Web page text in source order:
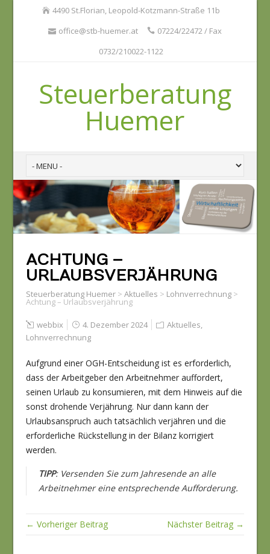
4490 St.Florian, Leopold-Kotzmann-Straße 11b
office@stb-huemer.at
07224/22472 / Fax
0732/210022-1122
Steuerberatung
Huemer
ACHTUNG –
URLAUBSVERJÄHRUNG
Steuerberatung Huemer> Aktuelles > Lohnverrechnung>
Achtung – Urlaubsverjährung
webbix 4. Dezember 2024 Aktuelles,
Lohnverrechnung
Aufgrund einer OGH-Entscheidung ist es erforderlich,
dass der Arbeitgeber den Arbeitnehmer auffordert,
seinen Urlaub zu konsumieren, mit dem Hinweis auf die
sonst drohende Verjährung. Nur dann kann der
Urlaubsanspruch auch tatsächlich verjähren und die
erforderliche Rückstellung in der Bilanz korrigiert
werden.
TIPP: Versenden Sie zum Jahresende an alle
Arbeitnehmer eine entsprechende Aufforderung.
← Vorheriger Beitrag Nächster Beitrag →